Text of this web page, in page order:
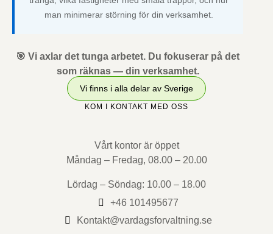
man minimerar störning för din verksamhet.
🎯 Vi axlar det tunga arbetet. Du fokuserar på det
som räknas — din verksamhet.
Vi finns i alla delar av Sverige
KOM I KONTAKT MED OSS
Vårt kontor är öppet
Måndag – Fredag, 08.00 – 20.00
Lördag – Söndag: 10.00 – 18.00
+46 101495677
Kontakt@vardagsforvaltning.se